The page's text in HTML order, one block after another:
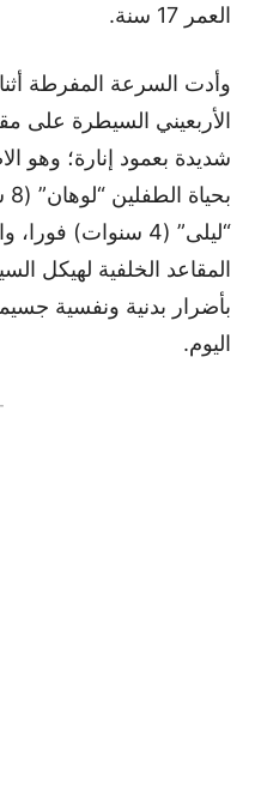
العمر 17 سنة.
وأدت السرعة المفرطة
الأربعيني السيطرة على
شديدة بعمود إنارة؛ وهو
“ليلى” (4 سنوات)
المقاعد الخلفية لهيكل
بأضرار بدنية ونفسية
اليوم.
-